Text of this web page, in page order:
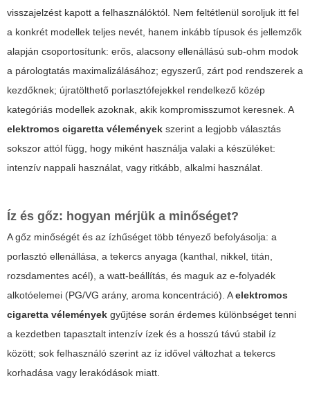
visszajelzést kapott a felhasználóktól. Nem feltétlenül soroljuk itt fel
a konkrét modellek teljes nevét, hanem inkább típusok és jellemzők
alapján csoportosítunk: erős, alacsony ellenállású sub-ohm modok
a párologtatás maximalizálásához; egyszerű, zárt pod rendszerek a
kezdőknek; újratölthető porlasztófejekkel rendelkező közép
kategóriás modellek azoknak, akik kompromisszumot keresnek. A
elektromos cigaretta vélemények szerint a legjobb választás
sokszor attól függ, hogy miként használja valaki a készüléket:
intenzív nappali használat, vagy ritkább, alkalmi használat.
Íz és gőz: hogyan mérjük a minőséget?
A gőz minőségét és az ízhűséget több tényező befolyásolja: a
porlasztó ellenállása, a tekercs anyaga (kanthal, nikkel, titán,
rozsdamentes acél), a watt-beállítás, és maguk az e-folyadék
alkotóelemei (PG/VG arány, aroma koncentráció). Aelektromos
cigaretta vélemények gyűjtése során érdemes különbséget tenni
a kezdetben tapasztalt intenzív ízek és a hosszú távú stabil íz
között; sok felhasználó szerint az íz idővel változhat a tekercs
korhadása vagy lerakódások miatt.